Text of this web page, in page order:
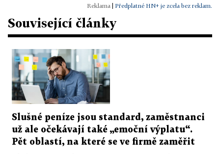
| Předplatné HN+ je zcela bez reklam.
Související články
Slušné peníze jsou standard, zaměstnanci
už ale očekávají také „emoční výplatu“.
Pět oblastí, na které se ve firmě zaměřit